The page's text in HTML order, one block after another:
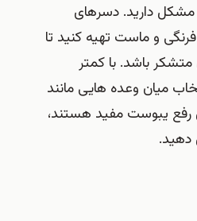
دارید. دسرهای
و ماست تهیه کنید تا
باشد. با کمتر
میان وعده هایی مانند
رفع یبوست مفید هستند،